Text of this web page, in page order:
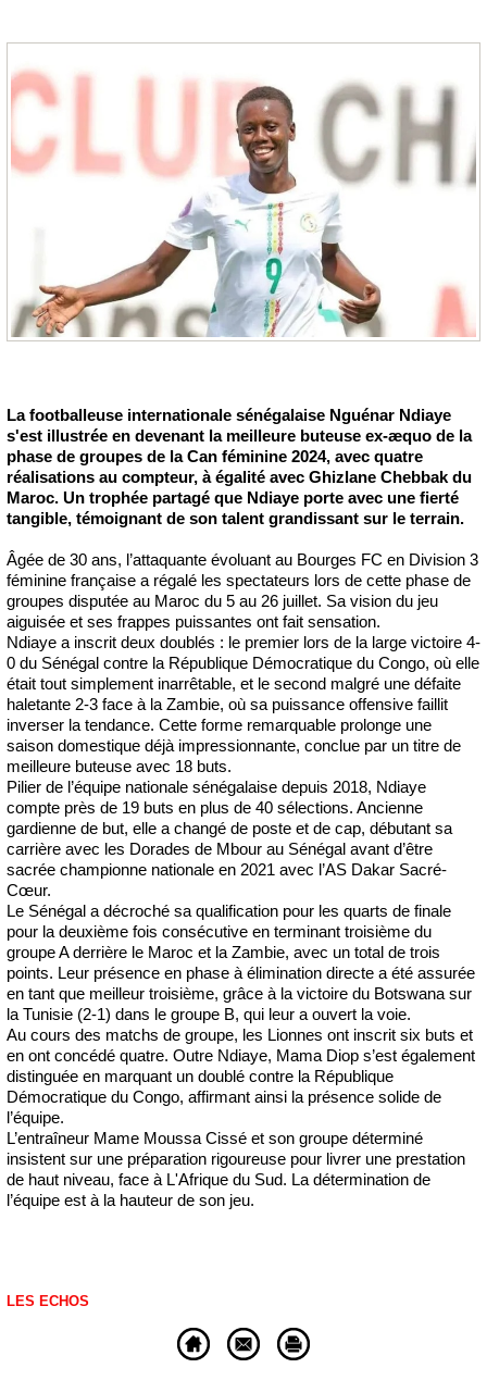
La footballeuse internationale sénégalaise Nguénar Ndiaye
s'est illustrée en devenant la meilleure buteuse ex-æquo de la
phase de groupes de la Can féminine 2024, avec quatre
réalisations au compteur, à égalité avec Ghizlane Chebbak du
Maroc. Un trophée partagé que Ndiaye porte avec une fierté
tangible, témoignant de son talent grandissant sur le terrain.
Âgée de 30 ans, l’attaquante évoluant au Bourges FC en Division 3
féminine française a régalé les spectateurs lors de cette phase de
groupes disputée au Maroc du 5 au 26 juillet. Sa vision du jeu
aiguisée et ses frappes puissantes ont fait sensation.
Ndiaye a inscrit deux doublés : le premier lors de la large victoire 4-
0 du Sénégal contre la République Démocratique du Congo, où elle
était tout simplement inarrêtable, et le second malgré une défaite
haletante 2-3 face à la Zambie, où sa puissance offensive faillit
inverser la tendance. Cette forme remarquable prolonge une
saison domestique déjà impressionnante, conclue par un titre de
meilleure buteuse avec 18 buts.
Pilier de l’équipe nationale sénégalaise depuis 2018, Ndiaye
compte près de 19 buts en plus de 40 sélections. Ancienne
gardienne de but, elle a changé de poste et de cap, débutant sa
carrière avec les Dorades de Mbour au Sénégal avant d’être
sacrée championne nationale en 2021 avec l’AS Dakar Sacré-
Cœur.
Le Sénégal a décroché sa qualification pour les quarts de finale
pour la deuxième fois consécutive en terminant troisième du
groupe A derrière le Maroc et la Zambie, avec un total de trois
points. Leur présence en phase à élimination directe a été assurée
en tant que meilleur troisième, grâce à la victoire du Botswana sur
la Tunisie (2-1) dans le groupe B, qui leur a ouvert la voie.
Au cours des matchs de groupe, les Lionnes ont inscrit six buts et
en ont concédé quatre. Outre Ndiaye, Mama Diop s’est également
distinguée en marquant un doublé contre la République
Démocratique du Congo, affirmant ainsi la présence solide de
l’équipe.
L’entraîneur Mame Moussa Cissé et son groupe déterminé
insistent sur une préparation rigoureuse pour livrer une prestation
de haut niveau, face à L'Afrique du Sud. La détermination de
l’équipe est à la hauteur de son jeu.
LES ECHOS